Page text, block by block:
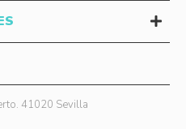
41020 Sevilla